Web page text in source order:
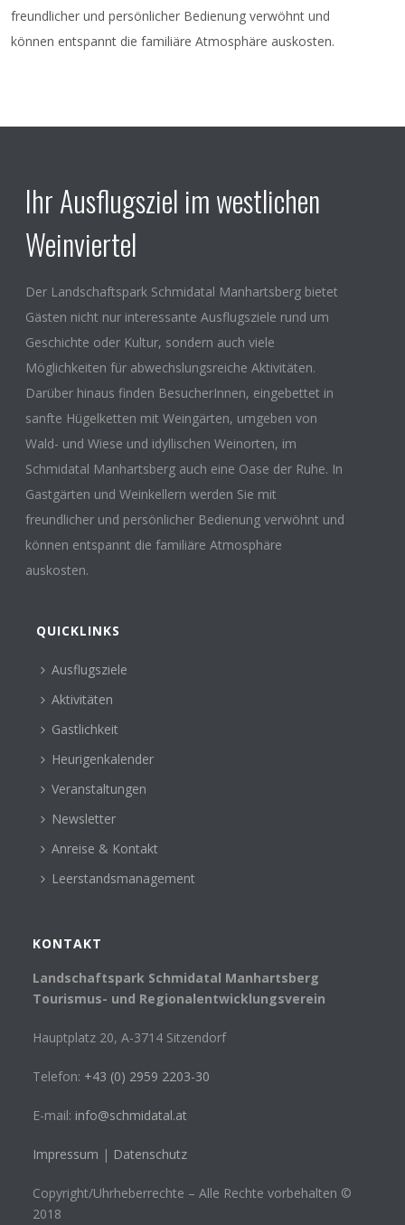
freundlicher und persönlicher Bedienung verwöhnt und
können entspannt die familiäre Atmosphäre auskosten.
Ihr Ausflugsziel im westlichen
Weinviertel
Der Landschaftspark Schmidatal Manhartsberg bietet
Gästen nicht nur interessante Ausflugsziele rund um
Geschichte oder Kultur, sondern auch viele
Möglichkeiten für abwechslungsreiche Aktivitäten.
Darüber hinaus finden BesucherInnen, eingebettet in
sanfte Hügelketten mit Weingärten, umgeben von
Wald- und Wiese und idyllischen Weinorten, im
Schmidatal Manhartsberg auch eine Oase der Ruhe. In
Gastgärten und Weinkellern werden Sie mit
freundlicher und persönlicher Bedienung verwöhnt und
können entspannt die familiäre Atmosphäre
auskosten.
QUICKLINKS
Ausflugsziele
Aktivitäten
Gastlichkeit
Heurigenkalender
Veranstaltungen
Newsletter
Anreise & Kontakt
Leerstandsmanagement
KONTAKT
Landschaftspark Schmidatal Manhartsberg
Tourismus- und Regionalentwicklungsverein
Hauptplatz 20, A-3714 Sitzendorf
Telefon: +43 (0) 2959 2203-30
E-mail: info@schmidatal.at
Impressum | Datenschutz
Copyright/Uhrheberrechte – Alle Rechte vorbehalten ©
2018